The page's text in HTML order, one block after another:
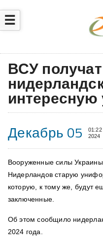
☰
ВСУ
Декабрь 05
01:22
2024
Вооруженные силы
Нидерландов старую
которую, к тому же, будут
заключенные.
Об этом сообщило
2024 года.